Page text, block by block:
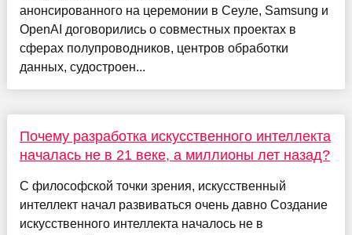
анонсированного на церемонии в Сеуле, Samsung и
OpenAI договорились о совместных проектах в
сферах полупроводников, центров обработки
данных, судостроен...
Почему разработка искусственного интеллекта
началась не в 21 веке, а миллионы лет назад?
С философской точки зрения, искусственный
интеллект начал развиваться очень давно Создание
искусственного интеллекта началось не в